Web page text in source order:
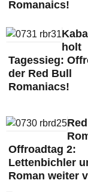
Romanaics!
holt
Tagessieg:
der Red Bull
Romaniacs!
Red
Offroadtag 2:
Lettenbichler
Roman weiter